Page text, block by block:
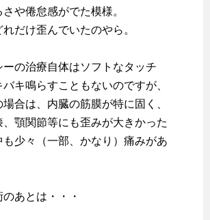
や倦怠感がでた模様。
だけ歪んでいたのやら。
ーの治療自体はソフトなタッチ
キ鳴らすこともないのですが、
合は、内臓の筋膜が特に固く、
顎関節等にも歪みが大きかった
少々（一部、かなり）痛みがあ
あとは・・・